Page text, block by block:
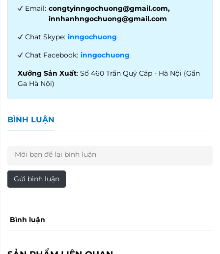
Email: congtyinngochuong@gmail.com,
innhanhngochuong@gmail.com
Chat Skype: inngochuong
Chat Facebook: inngochuong
Xưởng Sản Xuất: Số 460 Trần Quý Cáp - Hà Nội (Gần
Ga Hà Nội)
BÌNH LUẬN
Gửi bình luận
Bình luận